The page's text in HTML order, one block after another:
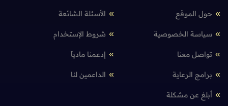
حول الموقع الأسئلة الشائعة
سياسة الخصوصية شروط الإستخدام
تواصل معنا إدعمنا مادياً
برامج الرعاية الداعمين لنا
أبلغ عن مشكلة